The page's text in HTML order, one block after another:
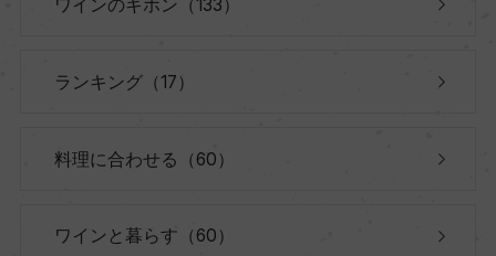
ワインのキホン（133）
ランキング（17）
料理に合わせる（60）
ワインと暮らす（60）